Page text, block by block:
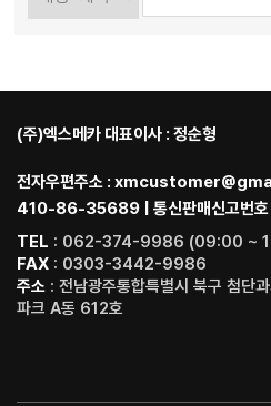
(주)엑스메카 대표이사 : 정순형
전자우편주소 :
410-86-35689 | 통신판매신고번
TEL : 062-374-9986 (09:00 ~
FAX : 0303-3442-9986
주소 : 전남광주통합특별시 북구 첨
파크 A동 612호